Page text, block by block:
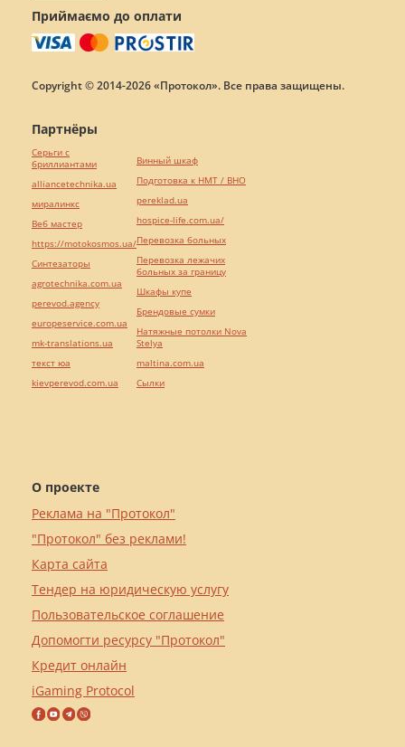
Приймаємо до оплати
Copyright © 2014-2026 «Протокол». Все права защищены.
О проекте
Реклама на "Протокол"
"Протокол" без реклами!
Карта сайта
Тендер на юридическую услугу
Пользовательское соглашение
Допомогти ресурсу "Протокол"
Кредит онлайн
iGaming Protocol
Партнёры
Серьги с
бриллиантами
alliancetechnika.ua
миралинкс
Веб мастер
https://motokosmos.ua/
Синтезаторы
agrotechnika.com.ua
perevod.agency
europeservice.com.ua
mk-translations.ua
текст юа
kievperevod.com.ua
Винный шкаф
Подготовка к НМТ / ВНО
pereklad.ua
hospice-life.com.ua/
Перевозка больных
Перевозка лежачих
больных за границу
Шкафы купе
Брендовые сумки
Натяжные потолки Nova
Stelya
maltina.com.ua
Cылки